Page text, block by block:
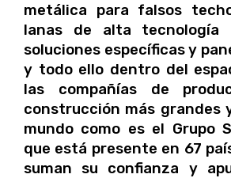
metálica para falsos
lanas de alta tecnología
soluciones específicas y
y todo ello dentro del
las compañías de
construcción más grandes
mundo como es el Grupo
que está presente en 67
suman su confianza y